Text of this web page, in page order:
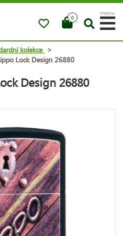
0
menu
kolekce >
Lock Design 26880
Design 26880